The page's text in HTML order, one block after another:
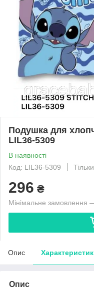
Подушка для
LIL36-5309
В наявності
Код: LIL36-5309
296 ₴
Мінімальне замовлення
Опис
Опис